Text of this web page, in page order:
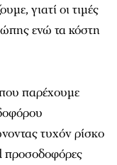
γιατί οι τιμές
ενώ τα κόστη
παρέχουμε
τυχόν ρίσκο
προσοδοφόρες